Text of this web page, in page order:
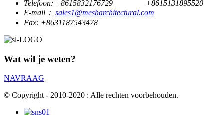
Telefoon: +8615832176729
+8615131895520
E-mail： sales1@mesharchitectural.com
Fax: +8631187543478
Wat wil je weten?
NAVRAAG
© Copyright - 2010-2020 : Alle rechten voorbehouden.